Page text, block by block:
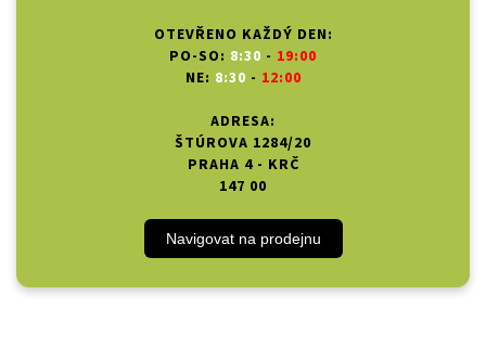
OTEVŘENO KAŽDÝ DEN:
PO-SO: 8:30 - 19:00
NE: 8:30 - 12:00
ADRESA:
ŠTÚROVA 1284/20
PRAHA 4 - KRČ
147 00
Navigovat na prodejnu